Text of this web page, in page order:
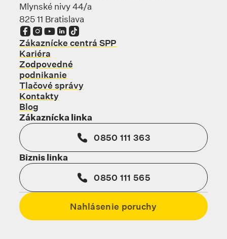
Mlynské nivy 44/a
825 11 Bratislava
Odkaz sa otvorí na novej karte
Odkaz sa otvorí na novej karte
Odkaz sa otvorí na novej karte
Odkaz sa otvorí na novej karte
Odkaz sa otvorí na novej karte
Zákaznícke centrá SPP
Kariéra
Zodpovedné
podnikanie
Tlačové správy
Kontakty
Blog
Zákaznícka linka
0850 111 363
Biznis linka
0850 111 565
Nahlásenie poruchy